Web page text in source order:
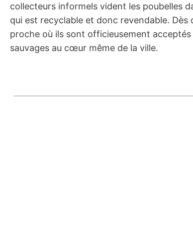
collecteurs informels vident les poubelles
qui est recyclable et donc revendable.
proche où ils sont officieusement
sauvages au cœur même de la ville.